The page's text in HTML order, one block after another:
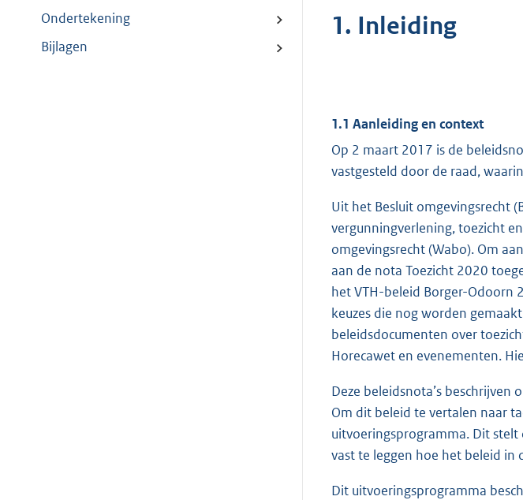
Ondertekening
Bijlagen
1. Inleiding
1.1 Aanleiding en context
Op 2 maart 2017 is de
vastgesteld door de raad,
Uit het Besluit omgevingsrecht
vergunningverlening, toezicht
omgevingsrecht (Wabo). Om
aan de nota Toezicht 2020
het VTH-beleid Borger-Odoorn
keuzes die nog worden
beleidsdocumenten over
Horecawet en evenementen.
Deze beleidsnota’s
Om dit beleid te vertalen naar
uitvoeringsprogramma. Dit
vast te leggen hoe het beleid
Dit uitvoeringsprogramma